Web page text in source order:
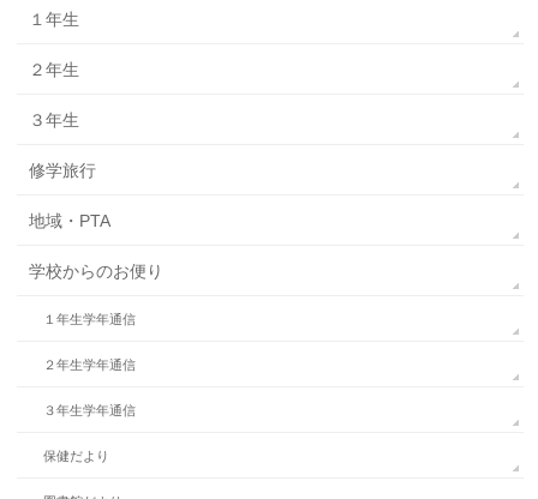
１年生
２年生
３年生
修学旅行
地域・PTA
学校からのお便り
１年生学年通信
２年生学年通信
３年生学年通信
保健だより